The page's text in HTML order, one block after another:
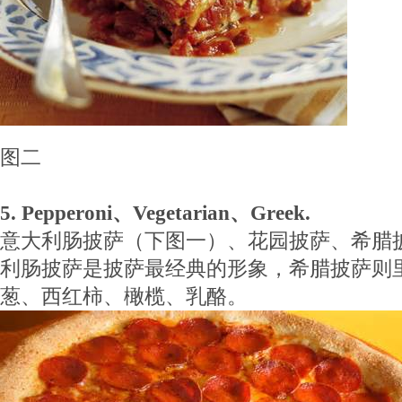
图二
5. Pepperoni、Vegetarian、Greek.
意大利肠披萨（下图一）、花园披萨、希腊
利肠披萨是披萨最经典的形象，希腊披萨则
葱、西红柿、橄榄、乳酪。